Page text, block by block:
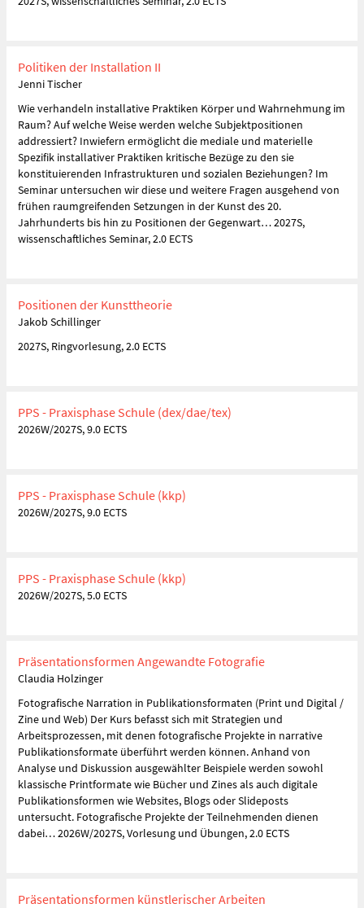
Politiken der Installation II
Jenni Tischer
Wie verhandeln installative Praktiken Körper und Wahrnehmung im
Raum? Auf welche Weise werden welche Subjektpositionen
addressiert? Inwiefern ermöglicht die mediale und materielle
Spezifik installativer Praktiken kritische Bezüge zu den sie
konstituierenden Infrastrukturen und sozialen Beziehungen? Im
Seminar untersuchen wir diese und weitere Fragen ausgehend von
frühen raumgreifenden Setzungen in der Kunst des 20.
Jahrhunderts bis hin zu Positionen der Gegenwart… 2027S,
wissenschaftliches Seminar, 2.0 ECTS
Positionen der Kunsttheorie
Jakob Schillinger
2027S, Ringvorlesung, 2.0 ECTS
PPS - Praxisphase Schule (dex/dae/tex)
2026W/2027S, 9.0 ECTS
PPS - Praxisphase Schule (kkp)
2026W/2027S, 9.0 ECTS
PPS - Praxisphase Schule (kkp)
2026W/2027S, 5.0 ECTS
Präsentationsformen Angewandte Fotografie
Claudia Holzinger
Fotografische Narration in Publikationsformaten (Print und Digital /
Zine und Web) Der Kurs befasst sich mit Strategien und
Arbeitsprozessen, mit denen fotografische Projekte in narrative
Publikationsformate überführt werden können. Anhand von
Analyse und Diskussion ausgewählter Beispiele werden sowohl
klassische Printformate wie Bücher und Zines als auch digitale
Publikationsformen wie Websites, Blogs oder Slideposts
untersucht. Fotografische Projekte der Teilnehmenden dienen
dabei… 2026W/2027S, Vorlesung und Übungen, 2.0 ECTS
Präsentationsformen künstlerischer Arbeiten